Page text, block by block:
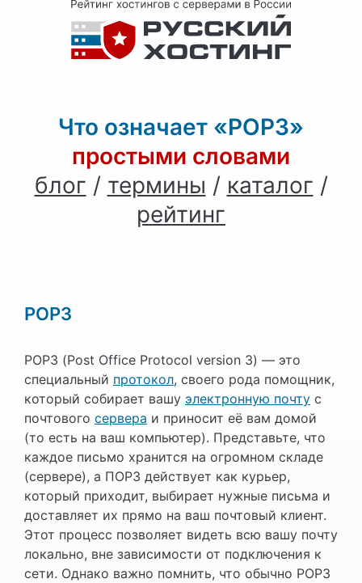
Что означает «POP3»
простыми словами
блог / термины / каталог /
рейтинг
POP3
POP3 (Post Office Protocol version 3) — это
специальный протокол, своего рода помощник,
который собирает вашу электронную почту с
почтового сервера и приносит её вам домой
(то есть на ваш компьютер). Представьте, что
каждое письмо хранится на огромном складе
(сервере), а ПОP3 действует как курьер,
который приходит, выбирает нужные письма и
доставляет их прямо на ваш почтовый клиент.
Этот процесс позволяет видеть всю вашу почту
локально, вне зависимости от подключения к
сети. Однако важно помнить, что обычно POP3